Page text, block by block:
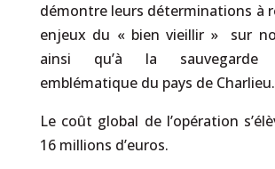
démontre leurs déterminations à
enjeux du « bien vieillir » sur
ainsi qu’à la sauvegarde
emblématique du pays de Charlieu.
Le coût global de l’opération
16 millions d’euros.